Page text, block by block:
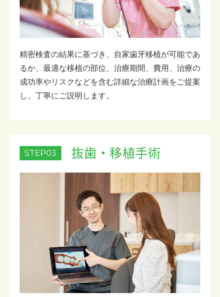
精密検査の結果に基づき、自家歯牙移植が可能であ
るか、最適な移植の部位、治療期間、費用、治療の
成功率やリスクなどを含む詳細な治療計画をご提案
し、丁寧にご説明します。
STEP03 抜歯・移植手術